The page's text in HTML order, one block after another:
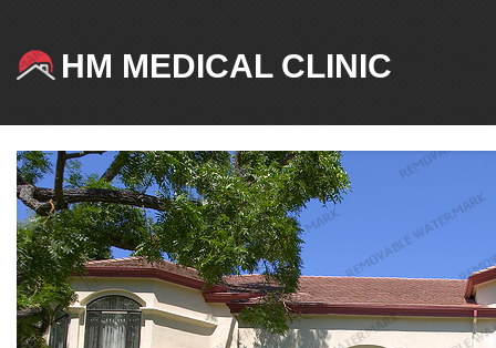
HM MEDICAL CLINIC